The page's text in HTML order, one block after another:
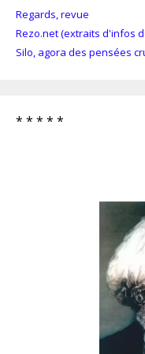
Regards, revue
Rezo.net (extraits d'infos
Silo, agora des pensées
* * * * *